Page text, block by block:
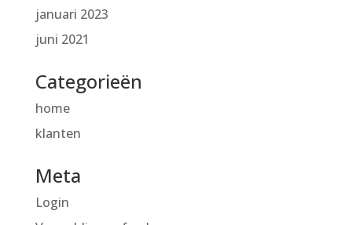
januari 2023
juni 2021
Categorieën
home
klanten
Meta
Login